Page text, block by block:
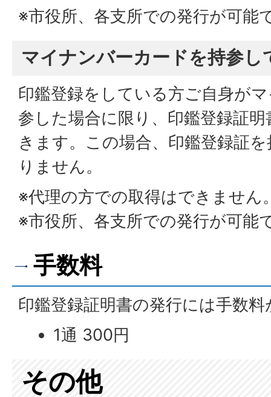
※市役所、各支所での発行が可能
マイナンバーカードを持参し
印鑑登録をしている方ご自身が
参した場合に限り、印鑑登録証
きます。この場合、印鑑登録証
りません。
※代理の方での取得はできません
※市役所、各支所での発行が可能
手数料
印鑑登録証明書の発行には手数
1通 300円
その他